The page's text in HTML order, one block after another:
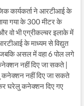
कार्यकर्ता ने आरटीआई के
गया के 300 मीटर के
वो भी एग्रीकल्चर इलाके में
के माध्यम से विद्युत
है जबकि असल में वहा 6 पोल लगे
नहीं दिए जा सकते |
कनेक्शन नहीं दिए जा सकते
कर घरेलु कनेक्शन दिए गए